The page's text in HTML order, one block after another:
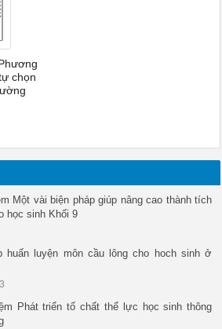
chọn
Một vài biện pháp giúp nâng cao thành tích
học sinh Khối 9
huấn luyện môn cầu lông cho hoch sinh ở
3
Phát triển tố chất thể lực học sinh thông